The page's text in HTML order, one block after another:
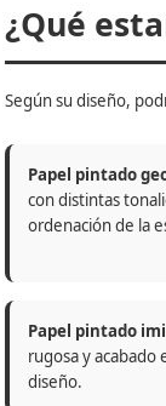
¿Qué
Según su diseño,
Papel pintado
con distintas
ordenación de la
Papel pintado
rugosa y acabado
diseño.